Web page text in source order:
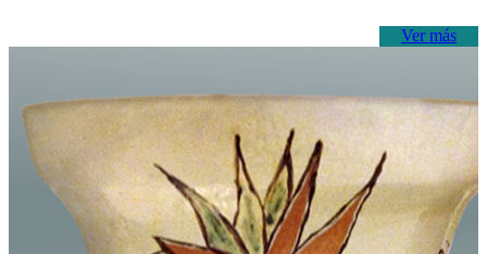
Ver más